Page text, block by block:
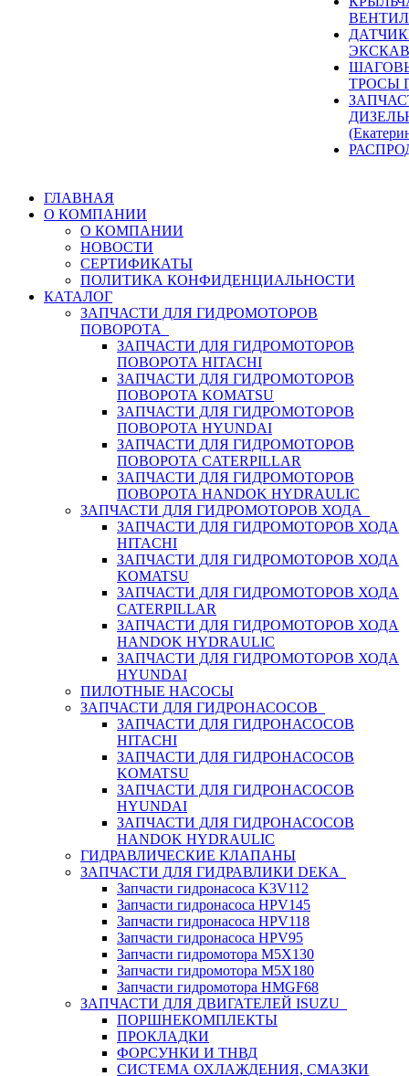
ТРОСЫ
ГЛАВНАЯ
О КОМПАНИИ
О КОМПАНИИ
НОВОСТИ
СЕРТИФИКАТЫ
ПОЛИТИКА КОНФИДЕНЦИАЛЬНОСТИ
КАТАЛОГ
ЗАПЧАСТИ ДЛЯ ГИДРОМОТОРОВ
ПОВОРОТА
ЗАПЧАСТИ ДЛЯ ГИДРОМОТОРОВ
ПОВОРОТА HITACHI
ЗАПЧАСТИ ДЛЯ ГИДРОМОТОРОВ
ПОВОРОТА KOMATSU
ЗАПЧАСТИ ДЛЯ ГИДРОМОТОРОВ
ПОВОРОТА HYUNDAI
ЗАПЧАСТИ ДЛЯ ГИДРОМОТОРОВ
ПОВОРОТА CATERPILLAR
ЗАПЧАСТИ ДЛЯ ГИДРОМОТОРОВ
ПОВОРОТА HANDOK HYDRAULIC
ЗАПЧАСТИ ДЛЯ ГИДРОМОТОРОВ ХОДА
ЗАПЧАСТИ ДЛЯ ГИДРОМОТОРОВ ХОДА
HITACHI
ЗАПЧАСТИ ДЛЯ ГИДРОМОТОРОВ ХОДА
KOMATSU
ЗАПЧАСТИ ДЛЯ ГИДРОМОТОРОВ ХОДА
CATERPILLAR
ЗАПЧАСТИ ДЛЯ ГИДРОМОТОРОВ ХОДА
HANDOK HYDRAULIC
ЗАПЧАСТИ ДЛЯ ГИДРОМОТОРОВ ХОДА
HYUNDAI
ПИЛОТНЫЕ НАСОСЫ
ЗАПЧАСТИ ДЛЯ ГИДРОНАСОСОВ
ЗАПЧАСТИ ДЛЯ ГИДРОНАСОСОВ
HITACHI
ЗАПЧАСТИ ДЛЯ ГИДРОНАСОСОВ
KOMATSU
ЗАПЧАСТИ ДЛЯ ГИДРОНАСОСОВ
HYUNDAI
ЗАПЧАСТИ ДЛЯ ГИДРОНАСОСОВ
HANDOK HYDRAULIC
ГИДРАВЛИЧЕСКИЕ КЛАПАНЫ
ЗАПЧАСТИ ДЛЯ ГИДРАВЛИКИ DEKA
Запчасти гидронасоса K3V112
Запчасти гидронасоса HPV145
Запчасти гидронасоса HPV118
Запчасти гидронасоса HPV95
Запчасти гидромотора M5X130
Запчасти гидромотора M5X180
Запчасти гидромотора HMGF68
ЗАПЧАСТИ ДЛЯ ДВИГАТЕЛЕЙ ISUZU
ПОРШНЕКОМПЛЕКТЫ
ПРОКЛАДКИ
ФОРСУНКИ И ТНВД
СИСТЕМА ОХЛАЖДЕНИЯ, СМАЗКИ